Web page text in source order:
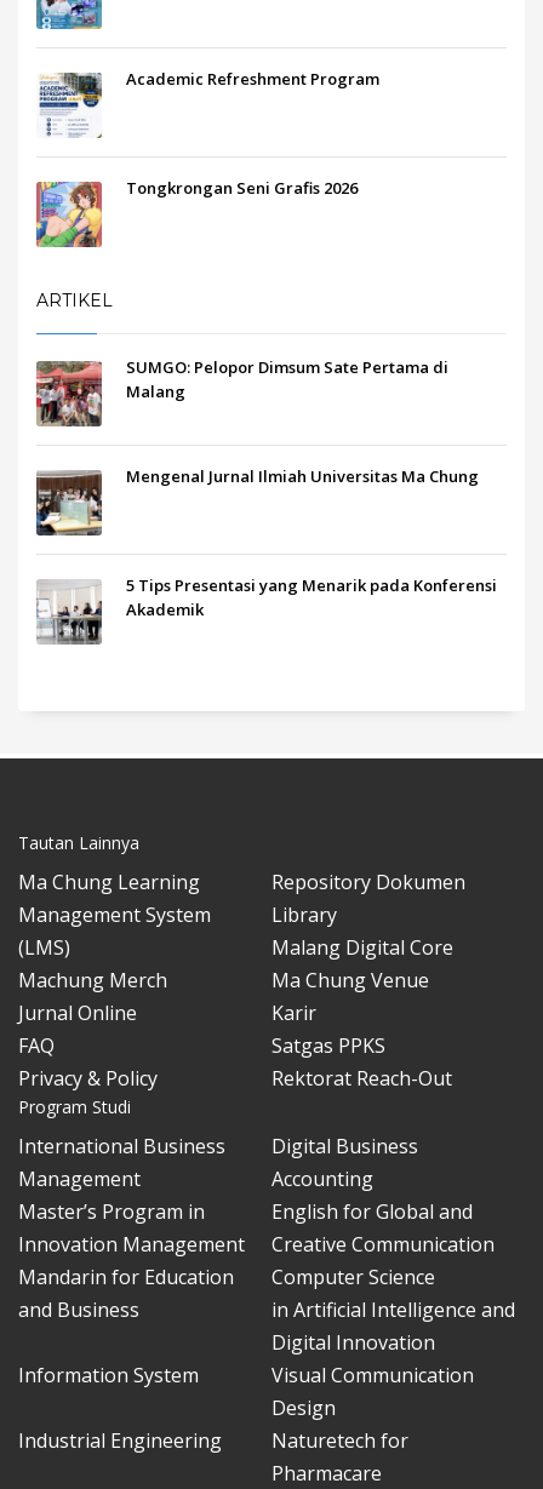
Academic Refreshment Program
Tongkrongan Seni Grafis 2026
ARTIKEL
SUMGO: Pelopor Dimsum Sate Pertama di
Malang
Mengenal Jurnal Ilmiah Universitas Ma Chung
5 Tips Presentasi yang Menarik pada Konferensi
Akademik
Tautan Lainnya
Ma Chung Learning
Management System
(LMS)
Repository Dokumen
Library
Malang Digital Core
Machung Merch
Ma Chung Venue
Jurnal Online
Karir
FAQ
Satgas PPKS
Privacy & Policy
Rektorat Reach-Out
Program Studi
International Business
Management
Digital Business
Accounting
Master’s Program in
Innovation Management
English for Global and
Creative Communication
Mandarin for Education
and Business
Computer Science
in Artificial Intelligence and
Digital Innovation
Information System
Visual Communication
Design
Industrial Engineering
Naturetech for
Pharmacare